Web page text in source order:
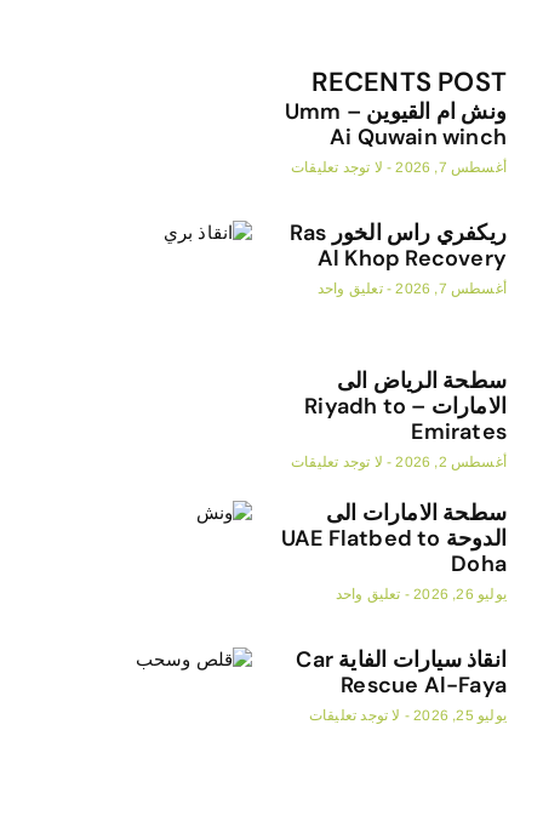
RECENTS
ونش ام القيوين – Umm
Ai Quwain
لا توجد تعليقات
ريكفري راس الخور Ras
Al Khop
تعليق واحد
الرياض الى
الامارات – Riyadh to
لا توجد تعليقات
الامارات الى
الدوحة UAE Flatbed to
تعليق واحد
انقاذ سيارات الفاية Car
Rescue Al-
لا توجد تعليقات